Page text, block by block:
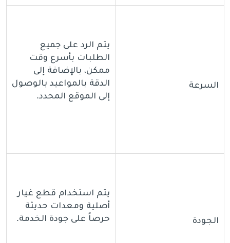
السرعة
يتم الرد على جميع
الطلبات بأسرع وقت
ممكن، بالإضافة إلى
الدقة بالمواعيد بالوصول
إلى الموقع المحدد.
الجودة
يتم استخدام قطع غيار
أصلية ومعدات حديثة
حرصاً على جودة الخدمة.